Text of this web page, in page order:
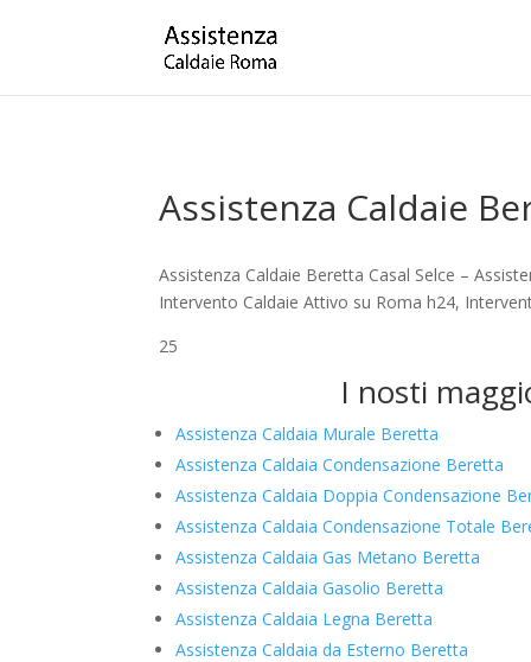
Assistenza Caldaie
Assistenza Caldaie Beretta Casal Selce –
Intervento Caldaie Attivo su Roma h24,
25
I nosti
Assistenza Caldaia Murale Beretta
Assistenza Caldaia Condensazione Beretta
Assistenza Caldaia Doppia Condensazione
Assistenza Caldaia Condensazione Totale
Assistenza Caldaia Gas Metano Beretta
Assistenza Caldaia Gasolio Beretta
Assistenza Caldaia Legna Beretta
Assistenza Caldaia da Esterno Beretta